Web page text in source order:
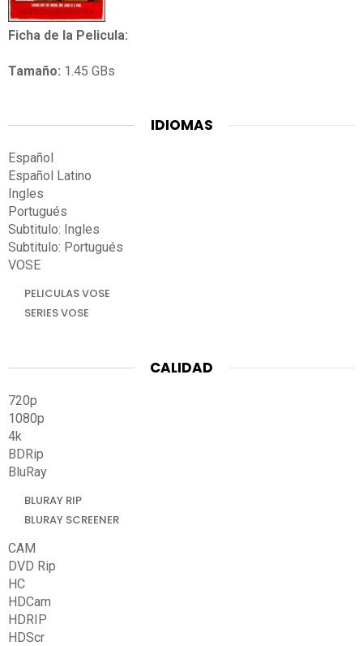
Ficha de la Pelicula:
Tamaño: 1.45 GBs
IDIOMAS
Español
Español Latino
Ingles
Portugués
Subtitulo: Ingles
Subtitulo: Portugués
VOSE
PELICULAS VOSE
SERIES VOSE
CALIDAD
720p
1080p
4k
BDRip
BluRay
BLURAY RIP
BLURAY SCREENER
CAM
DVD Rip
HC
HDCam
HDRIP
HDScr